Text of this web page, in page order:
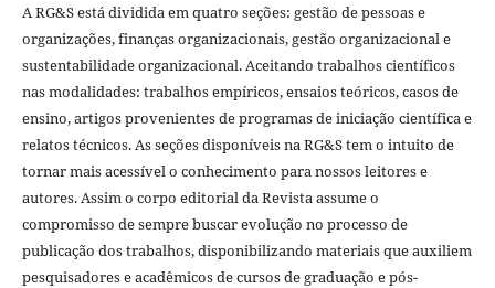
A RG&S está dividida em quatro seções: gestão de pessoas e
organizações, finanças organizacionais, gestão organizacional e
sustentabilidade organizacional. Aceitando trabalhos científicos
nas modalidades: trabalhos empíricos, ensaios teóricos, casos de
ensino, artigos provenientes de programas de iniciação científica e
relatos técnicos. As seções disponíveis na RG&S tem o intuito de
tornar mais acessível o conhecimento para nossos leitores e
autores. Assim o corpo editorial da Revista assume o
compromisso de sempre buscar evolução no processo de
publicação dos trabalhos, disponibilizando materiais que auxiliem
pesquisadores e acadêmicos de cursos de graduação e pós-